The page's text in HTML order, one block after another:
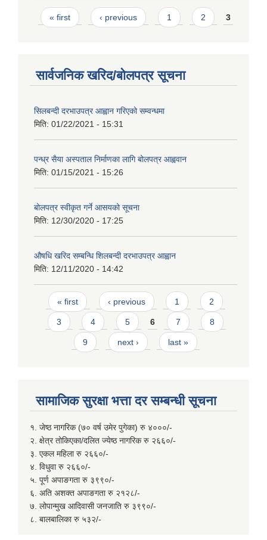
Pages
« first ‹ previous 1 2 3
सार्वजनिक खरिद/बोलपत्र सूचना
सिलबन्दी दरभाउपत्र आह्वान गरिएको सम्वन्धमा
मिति: 01/22/2021 - 15:31
पन्ध्र सैया अस्पताल निर्माणका लागि बोलपत्र आह्ववान
मिति: 01/15/2021 - 15:26
बोलपत्र स्वीकृत गर्ने आसयको सूचना
मिति: 12/30/2020 - 17:25
औषधि खरिद सम्बन्धि शिलबन्दी दरभाउपत्र आह्वान
मिति: 12/11/2020 - 14:42
Pages
« first ‹ previous 1 2
3 4 5 6 7 8
9 next › last »
सामाजिक सुरक्षा भत्ता दर सम्बन्धी सूचना
१. जेष्ठ नागरिक (७० वर्ष उमेर पुगेका) रु ४०००/-
२. क्षेत्र तोकिएका/दलित ज्येष्ठ नागरिक रु २६६०/-
३. एकल महिला रु २६६०/-
४. विधुवा रु २६६०/-
५. पूर्ण अपाङगता रु ३९९०/-
६. अति अशक्त अपाङगता रु २१२८/-
७. लोपान्मुख आदिवासी जनजाति रु ३९९०/-
८. बालबालिका रु ५३२/-